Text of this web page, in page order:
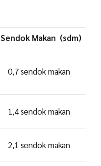
Sendok Makan (sdm)
0,7 sendok makan
1,4 sendok makan
2,1 sendok makan